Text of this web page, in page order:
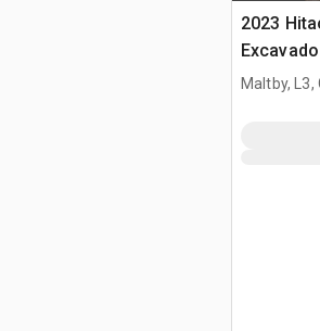
2023
Maltby, L3,